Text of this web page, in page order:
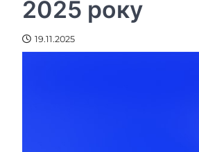
2025 року
19.11.2025